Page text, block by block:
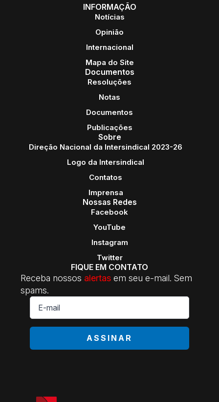
INFORMAÇÃO
Notícias
Opinião
Internacional
Mapa do Site
Documentos
Resoluções
Notas
Documentos
Publicações
Sobre
Direção Nacional da Intersindical 2023-26
Logo da Intersindical
Contatos
Imprensa
Nossas Redes
Facebook
YouTube
Instagram
Twitter
FIQUE EM CONTATO
Receba nossos alertas em seu e-mail. Sem
spams.
E-
mail
ASSINAR